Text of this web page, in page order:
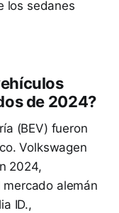
los sedanes
de 2024?
(BEV) fueron
Volkswagen
2024,
alemán
ID.,